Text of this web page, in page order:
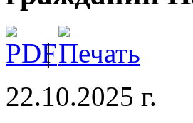
|
22.10.2025 г.